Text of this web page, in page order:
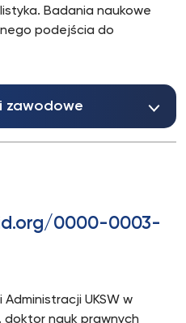
Badania naukowe
podejścia do
zawodowe
0000-0003-
UKSW w
doktor nauk prawnych